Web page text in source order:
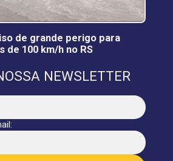
de grande perigo para
de 100 km/h no RS
NEWSLETTER